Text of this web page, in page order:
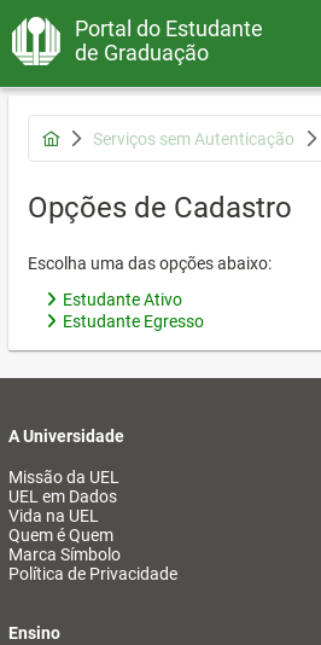
Portal do Estudante
de Graduação
Serviços sem Autenticação
Opções de Cadastro
Escolha uma das opções abaixo:
Estudante Ativo
Estudante Egresso
A Universidade
Missão da UEL
UEL em Dados
Vida na UEL
Quem é Quem
Marca Símbolo
Política de Privacidade
Ensino